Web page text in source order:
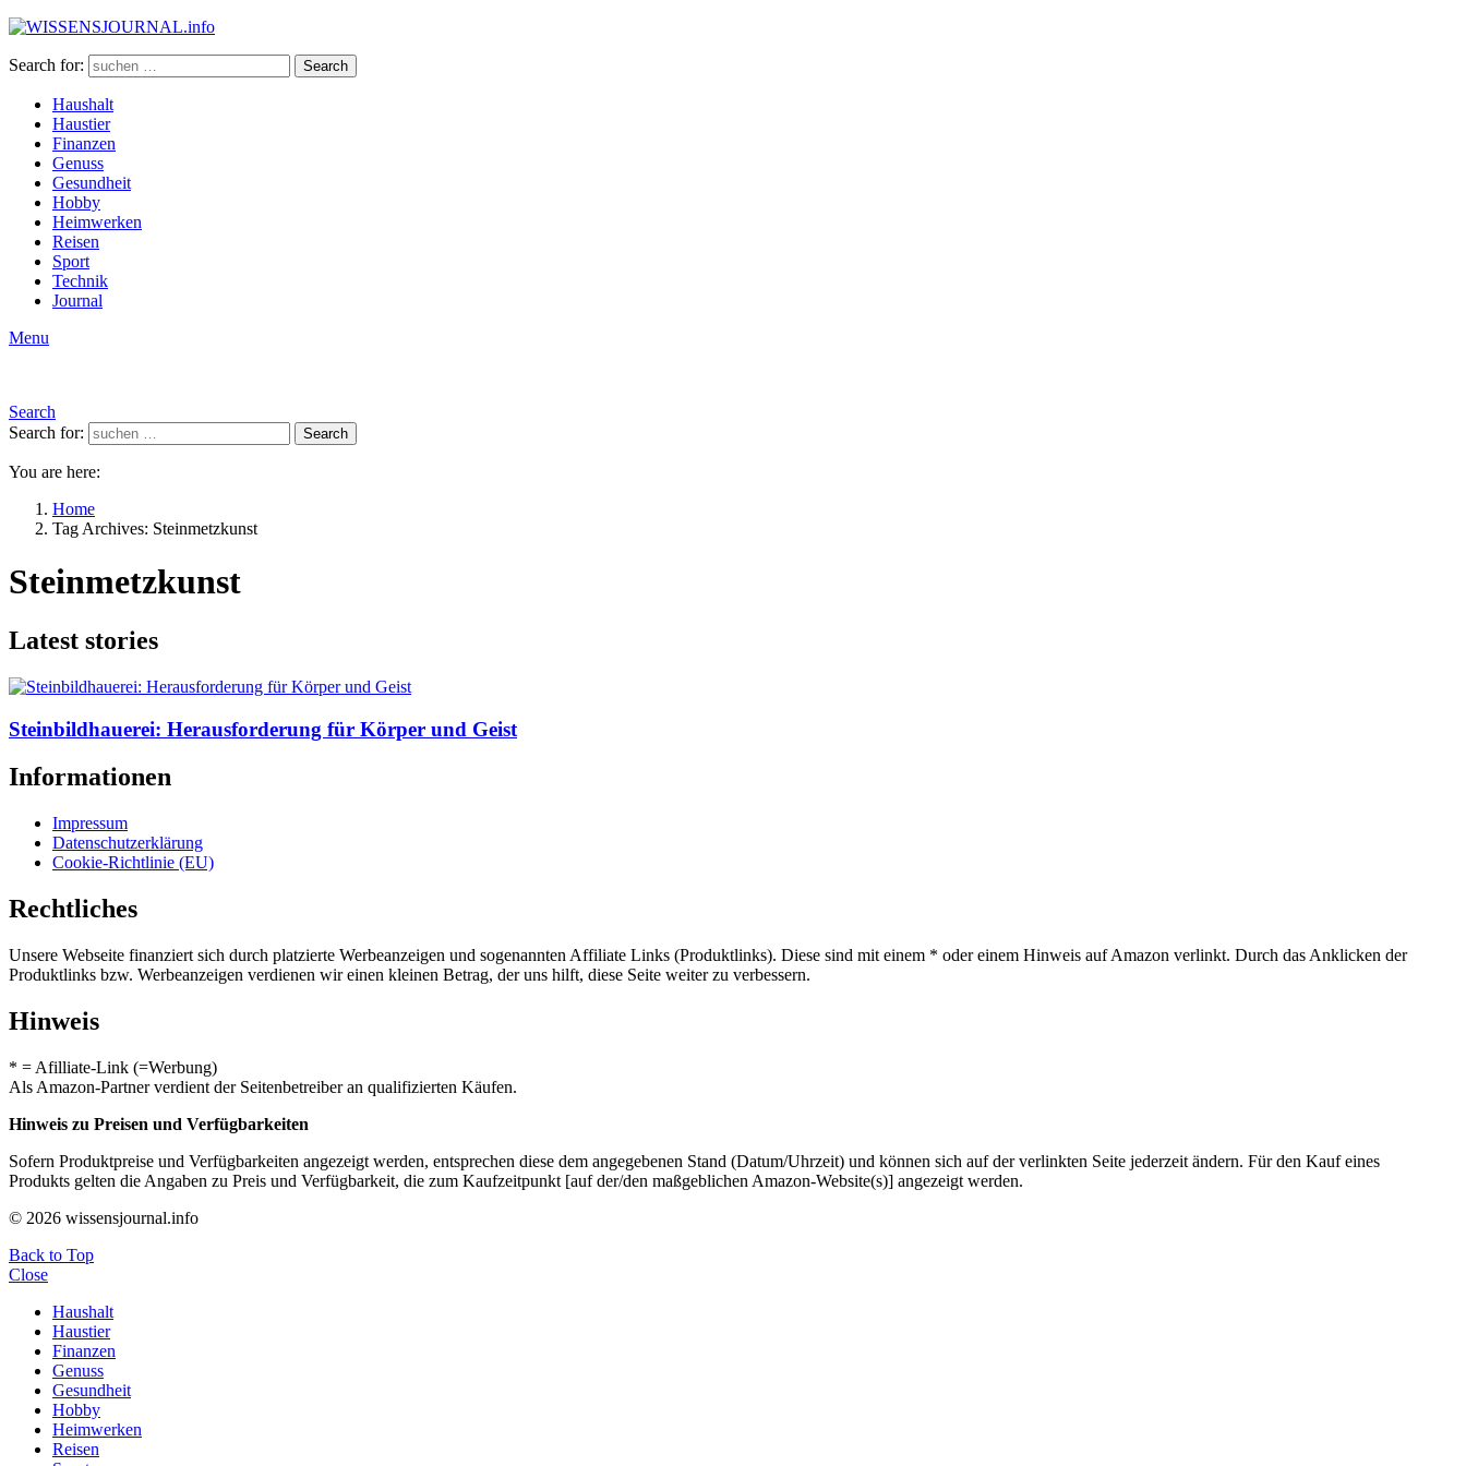
Search for: Search
Haushalt
Haustier
Finanzen
Genuss
Gesundheit
Hobby
Heimwerken
Reisen
Sport
Technik
Journal
Menu
Search
Search for:
Search
You are here:
Home
Tag Archives: Steinmetzkunst
Steinmetzkunst
Latest stories
Steinbildhauerei: Herausforderung für Körper und Geist
Informationen
Impressum
Datenschutzerklärung
Cookie-Richtlinie (EU)
Rechtliches
Unsere Webseite finanziert sich durch platzierte Werbeanzeigen und sogenannten Affiliate Links (Produktlinks). Diese sind mit einem * oder einem Hinweis auf Amazon verlinkt. Durch das Anklicken der
Produktlinks bzw. Werbeanzeigen verdienen wir einen kleinen Betrag, der uns hilft, diese Seite weiter zu verbessern.
Hinweis
* = Afilliate-Link (=Werbung)
Als Amazon-Partner verdient der Seitenbetreiber an qualifizierten Käufen.
Hinweis zu Preisen und Verfügbarkeiten
Sofern Produktpreise und Verfügbarkeiten angezeigt werden, entsprechen diese dem angegebenen Stand (Datum/Uhrzeit) und können sich auf der verlinkten Seite jederzeit ändern. Für den Kauf eines
Produkts gelten die Angaben zu Preis und Verfügbarkeit, die zum Kaufzeitpunkt [auf der/den maßgeblichen Amazon-Website(s)] angezeigt werden.
© 2026 wissensjournal.info
Back to Top
Close
Haushalt
Haustier
Finanzen
Genuss
Gesundheit
Hobby
Heimwerken
Reisen